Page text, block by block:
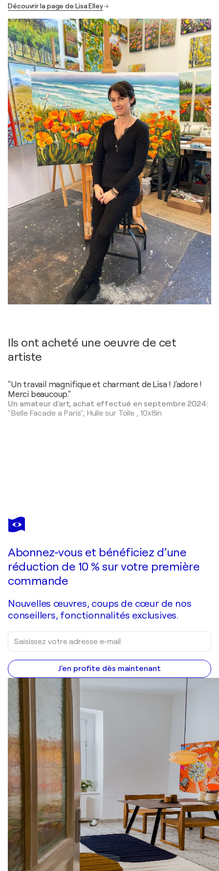
Découvrir la page de Lisa Elley
Ils ont acheté une oeuvre de cet
artiste
"Un travail magnifique et charmant de Lisa ! J'adore !
Merci beaucoup."
Un amateur d'art, achat effectué en septembre 2024:
"Belle Facade a Paris", Huile sur Toile , 10x8in
LISA ELLEY
Blue Coast
Abonnez-vous et bénéficiez d’une
réduction de 10 % sur votre première
commande
Nouvelles œuvres, coups de cœur de nos
conseillers, fonctionnalités exclusives.
J'en profite dès maintenant